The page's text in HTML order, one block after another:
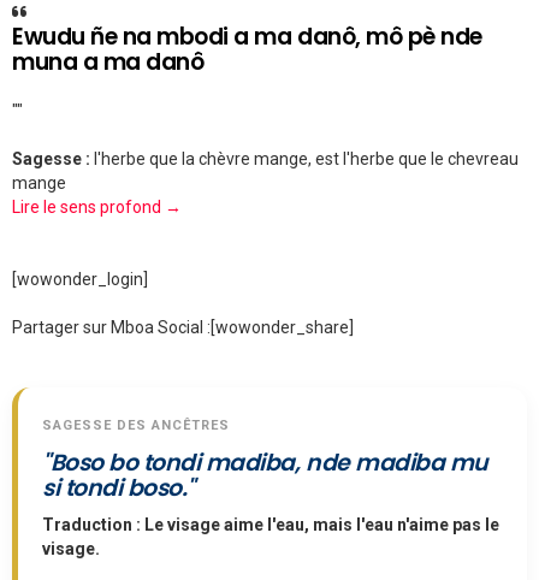
Ewudu ñe na mbodi a ma danô, mô pè nde
muna a ma danô
""
Sagesse : l'herbe que la chèvre mange, est l'herbe que le chevreau
mange
Lire le sens profond →
[wowonder_login]
Partager sur Mboa Social :[wowonder_share]
SAGESSE DES ANCÊTRES
"Boso bo tondi madiba, nde madiba mu
si tondi boso."
Traduction : Le visage aime l'eau, mais l'eau n'aime pas le
visage.